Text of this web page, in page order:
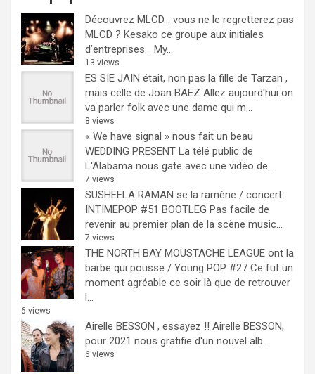
Découvrez MLCD… vous ne le regretterez pas
MLCD ? Kesako ce groupe aux initiales
d’entreprises… My...
13 views
ES SIE JAIN était, non pas la fille de Tarzan ,
mais celle de Joan BAEZ Allez aujourd'hui on
va parler folk avec une dame qui m...
8 views
« We have signal » nous fait un beau
WEDDING PRESENT La télé public de
L'Alabama nous gate avec une vidéo de...
7 views
SUSHEELA RAMAN se la ramène / concert
INTIMEPOP #51 BOOTLEG Pas facile de
revenir au premier plan de la scène music...
7 views
THE NORTH BAY MOUSTACHE LEAGUE ont la
barbe qui pousse / Young POP #27 Ce fut un
moment agréable ce soir là que de retrouver
l...
6 views
Airelle BESSON , essayez !! Airelle BESSON,
pour 2021 nous gratifie d'un nouvel alb...
6 views